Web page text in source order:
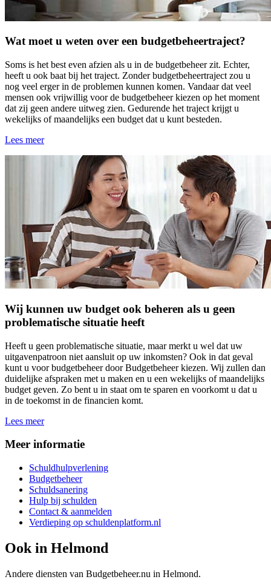
Wat moet u weten over een budgetbeheertraject?
Soms is het best even afzien als u in de budgetbeheer zit. Echter,
heeft u ook baat bij het traject. Zonder budgetbeheertraject zou u
nog veel erger in de problemen kunnen komen. Vandaar dat veel
mensen ook vrijwillig voor de budgetbeheer kiezen op het moment
dat zij geen andere uitweg zien. Gedurende het traject krijgt u
wekelijks of maandelijks een budget dat u kunt besteden.
Lees meer
Wij kunnen uw budget ook beheren als u geen
problematische situatie heeft
Heeft u geen problematische situatie, maar merkt u wel dat uw
uitgavenpatroon niet aansluit op uw inkomsten? Ook in dat geval
kunt u voor budgetbeheer door Budgetbeheer kiezen. Wij zullen dan
duidelijke afspraken met u maken en u een wekelijks of maandelijks
budget geven. Zo bent u in staat om te sparen en voorkomt u dat u
in de toekomst in de financien komt.
Lees meer
Meer informatie
Schuldhulpverlening
Budgetbeheer
Schuldsanering
Hulp bij schulden
Contact & aanmelden
Verdieping op schuldenplatform.nl
Ook in Helmond
Andere diensten van Budgetbeheer.nu in Helmond.